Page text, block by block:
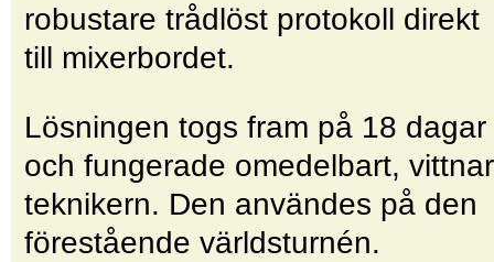
robustare trådlöst protokoll direkt
till mixerbordet.
Lösningen togs fram på 18 dagar
och fungerade omedelbart, vittnar
teknikern. Den användes på den
förestående världsturnén.